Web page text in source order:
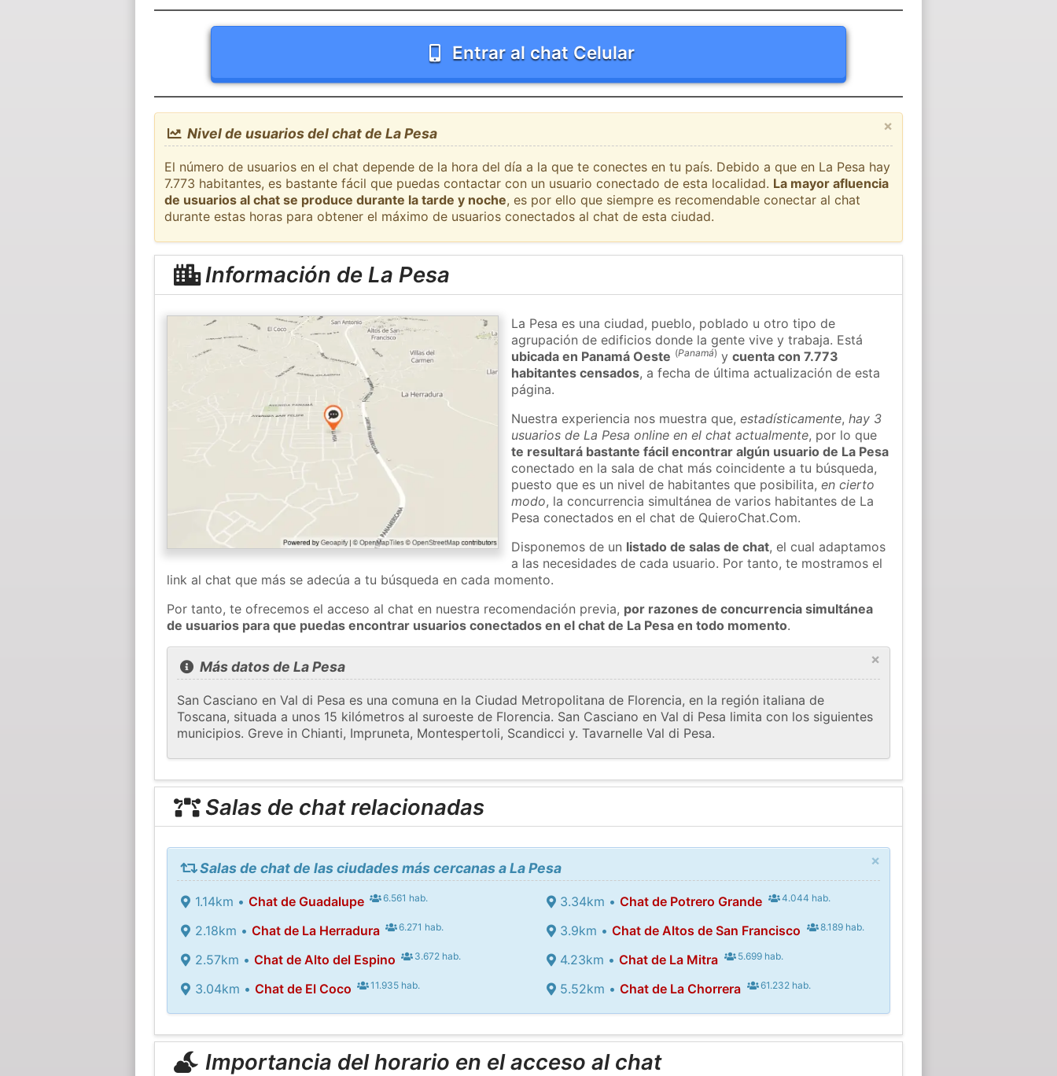
Entrar al chat Celular
×
Nivel de usuarios del chat de La Pesa
El número de usuarios en el chat depende de la hora del día a la que te conectes en tu país. Debido a que en La Pesa hay
7.773 habitantes, es bastante fácil que puedas contactar con un usuario conectado de esta localidad. La mayor afluencia
de usuarios al chat se produce durante la tarde y noche, es por ello que siempre es recomendable conectar al chat
durante estas horas para obtener el máximo de usuarios conectados al chat de esta ciudad.
Información de La Pesa
La Pesa es una ciudad, pueblo, poblado u otro tipo de
agrupación de edificios donde la gente vive y trabaja. Está
ubicada en Panamá Oeste (Panamá) ycuenta con 7.773
habitantes censados, a fecha de última actualización de esta
página.
Nuestra experiencia nos muestra que,estadísticamente,hay 3
usuarios de La Pesa online en el chat actualmente, por lo que
te resultará bastante fácil encontrar algún usuario de La Pesa
conectado en la sala de chat más coincidente a tu búsqueda,
puesto que es un nivel de habitantes que posibilita,en cierto
modo, la concurrencia simultánea de varios habitantes de La
Pesa conectados en el chat de QuieroChat.Com.
Disponemos de un listado de salas de chat, el cual adaptamos
a las necesidades de cada usuario. Por tanto, te mostramos el
link al chat que más se adecúa a tu búsqueda en cada momento.
Por tanto, te ofrecemos el acceso al chat en nuestra recomendación previa, por razones de concurrencia simultánea
de usuarios para que puedas encontrar usuarios conectados en el chat de La Pesa en todo momento.
×
Más datos de La Pesa
San Casciano en Val di Pesa es una comuna en la Ciudad Metropolitana de Florencia, en la región italiana de
Toscana, situada a unos 15 kilómetros al suroeste de Florencia. San Casciano en Val di Pesa limita con los siguientes
municipios. Greve in Chianti, Impruneta, Montespertoli, Scandicci y. Tavarnelle Val di Pesa.
Salas de chat relacionadas
×
Salas de chat de las ciudades más cercanas a La Pesa
1.14km • Chat de Guadalupe 6.561 hab.
2.18km • Chat de La Herradura 6.271 hab.
2.57km • Chat de Alto del Espino 3.672 hab.
3.04km • Chat de El Coco 11.935 hab.
3.34km •Chat de Potrero Grande 4.044 hab.
3.9km •Chat de Altos de San Francisco 8.189 hab.
4.23km •Chat de La Mitra 5.699 hab.
5.52km •Chat de La Chorrera 61.232 hab.
Importancia del horario en el acceso al chat